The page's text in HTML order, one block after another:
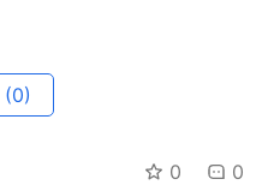
(0)
0 0